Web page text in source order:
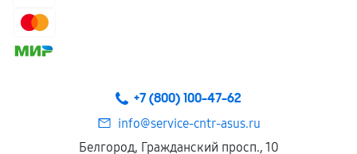
+7 (800) 100-47-62
info@service-cntr-asus.ru
Белгород, Гражданский просп., 10